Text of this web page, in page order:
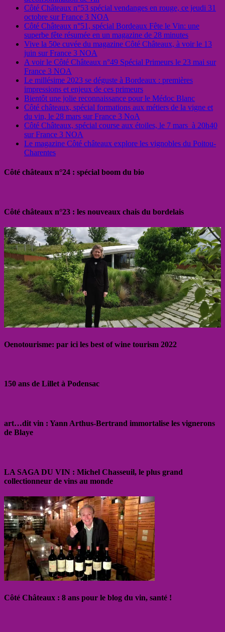
Côté Châteaux n°53 spécial vendanges en rouge, ce jeudi 31
octobre sur France 3 NOA
Côté Châteaux n°51, spécial Bordeaux Fête le Vin: une
superbe fête résumée en un magazine de 28 minutes
Vive la 50e cuvée du magazine Côté Châteaux, à voir le 13
juin sur France 3 NOA
A voir le Côté Châteaux n°49 Spécial Primeurs le 23 mai sur
France 3 NOA
Le millésime 2023 se déguste à Bordeaux : premières
impressions et enjeux de ces primeurs
Bientôt une jolie reconnaissance pour le Médoc Blanc
Côté châteaux, spécial formations aux métiers de la vigne et
du vin, le 28 mars sur France 3 NoA
Côté Châteaux, spécial course aux étoiles, le 7 mars à 20h40
sur France 3 NOA
Le magazine Côté châteaux explore les vignobles du Poitou-
Charentes
Côté châteaux n°24 : spécial boom du bio
Côté châteaux n°23 : les nouveaux chais du bordelais
Oenotourisme: par ici les best of wine tourism 2022
150 ans de Lillet à Podensac
art…dit vin : Yann Arthus-Bertrand immortalise les vignerons
de Blaye
LA SAGA DU VIN : Michel Chasseuil, le plus grand
collectionneur de vins au monde
Côté Châteaux : 8 ans pour le blog du vin, santé !